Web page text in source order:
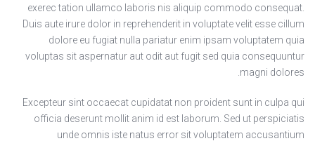
exerec tation ullamco laboris nis aliquip commodo consequat.
Duis aute irure dolor in reprehenderit in voluptate velit esse cillum
dolore eu fugiat nulla pariatur enim ipsam voluptatem quia
voluptas sit aspernatur aut odit aut fugit sed quia consequuntur
magni dolores.
Excepteur sint occaecat cupidatat non proident sunt in culpa qui
officia deserunt mollit anim id est laborum. Sed ut perspiciatis
unde omnis iste natus error sit voluptatem accusantium